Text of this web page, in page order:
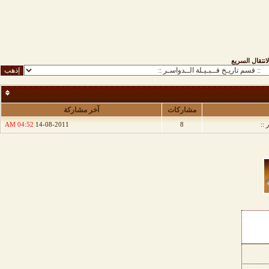
السريع
مشاركات آخر مشاركة
::
8
14-08-2011
04:52 AM